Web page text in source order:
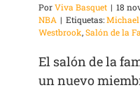
PorViva Basquet | 18
NBA | Etiquetas:
Westbrook,Salón de la
El salón de la
un nuevo